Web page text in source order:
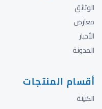
الوثائق
معارض
الأخبار
المدونة
أقسام المنتجات
الكبينة